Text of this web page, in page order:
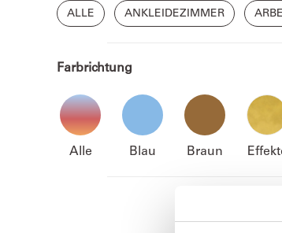
Farbenfreunde
ALLE ANKLEIDEZIMMER
Farbrichtung
Alle Blau Braun